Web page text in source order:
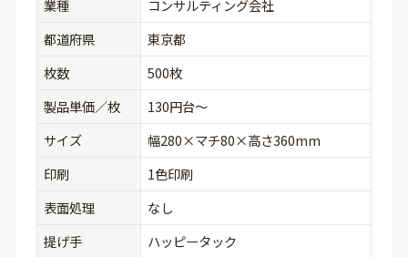
業種
コンサルティング会社
都道府県
東京都
枚数
500枚
製品単価／枚
130円台〜
サイズ
幅280×マチ80×高さ360mm
印刷
1色印刷
表面処理
なし
提げ手
ハッピータック